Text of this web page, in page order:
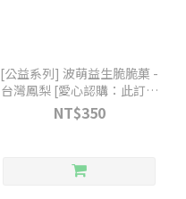
[公益系列] 波萌益生脆脆菓 -
台灣鳳梨 [愛心認購：此訂單
商品將由我們為您直接捐贈
給合作公益團體，您不會收
NT$350